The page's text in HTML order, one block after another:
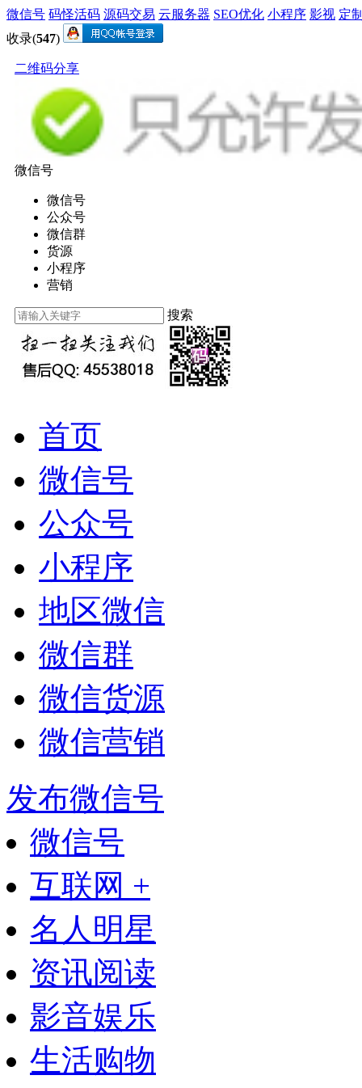
微信号 码怪活码 源码交易 云服务器 SEO优化 小程序 影视 定
收录(547)
二维码分享
微信号
微信号
公众号
微信群
货源
小程序
营销
搜索
首页
微信号
公众号
小程序
地区微信
微信群
微信货源
微信营销
发布微信号
微信号
互联网 +
名人明星
资讯阅读
影音娱乐
生活购物